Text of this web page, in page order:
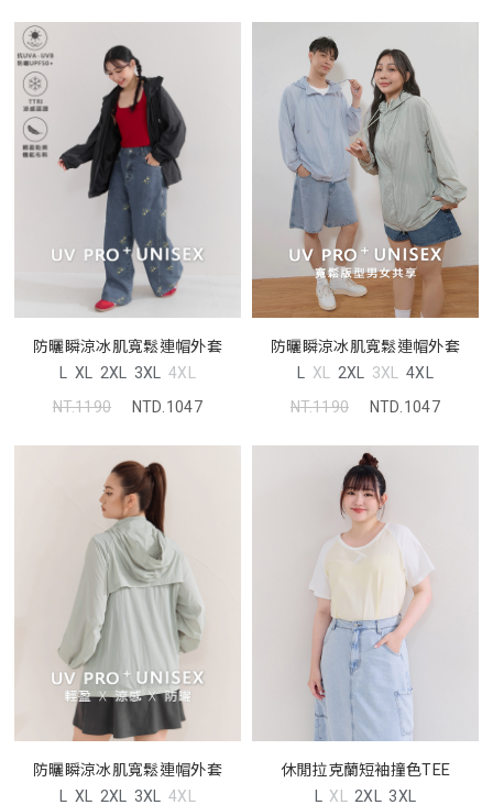
防曬瞬涼冰肌寬鬆連帽外套
L XL 2XL 3XL 4XL
NT.1190
NTD.1047
防曬瞬涼冰肌寬鬆連帽外套
L XL 2XL 3XL 4XL
NT.1190
NTD.1047
防曬瞬涼冰肌寬鬆連帽外套
L XL 2XL 3XL 4XL
休閒拉克蘭短袖撞色TEE
L XL 2XL 3XL